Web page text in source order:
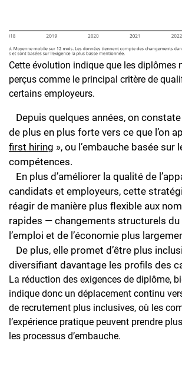
Cette évolution indique que les diplômes
perçus comme le principal critère de
certains employeurs.
Depuis quelques années, on
de plus en plus forte vers ce que l’on
first hiring », ou l’embauche basée sur
compétences.
En plus d’améliorer la qualité de
candidats et employeurs, cette
réagir de manière plus flexible aux
rapides — changements structurels du
l’emploi et de l’économie plus
De plus, elle promet d’être plus
diversifiant davantage les profils des
La réduction des exigences de diplôme,
indique donc un déplacement continu
de recrutement plus inclusives, où les
l’expérience pratique peuvent prendre
les processus d’embauche.